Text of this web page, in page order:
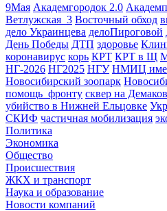
9Мая Академгородок 2.0
Ветлужская_3 Восточный обход
дело Украинцева делоПироговой
День Победы ДТП здоровье
коронавирус корь КРТ КРТ в Щ
НГ-2026 НГ2025 НГУ НМИЦ
Новосибирский зоопарк
помощь_фронту сквер на
убийство в Нижней Ельцовке
СКИФ частичная мобилизация
Политика
Экономика
Общество
Происшествия
ЖКХ и транспорт
Наука и образование
Новости компаний